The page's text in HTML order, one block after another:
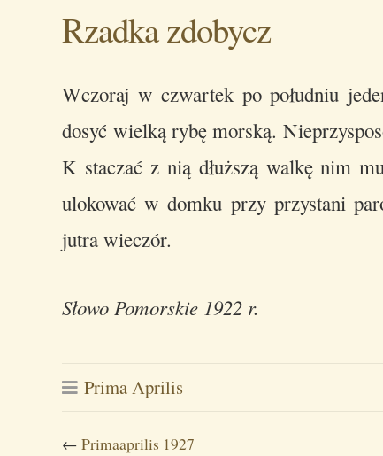
Rzadka zdobycz
Wczoraj w czwartek po południu
dosyć wielką rybę morską.
K staczać z nią dłuższą walkę nim
ulokować w domku przy przystani
jutra wieczór.
Słowo Pomorskie 1922 r.
Prima Aprilis
←Primaaprilis 1927